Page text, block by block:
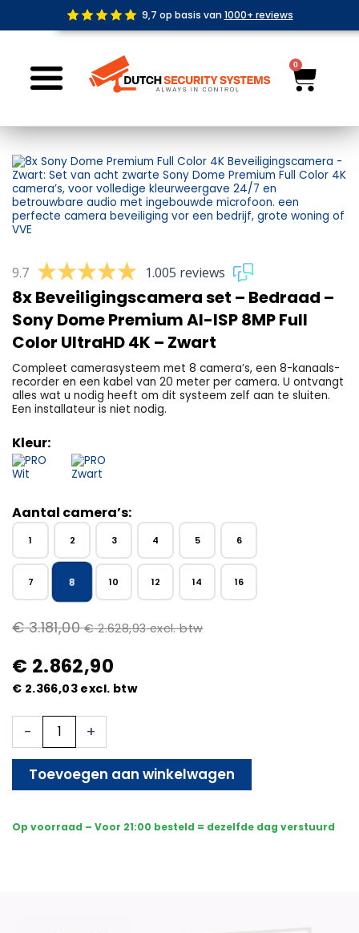
de
9,7 op basis van 1000+ reviews
0
9.7 1.005 reviews
8x Beveiligingscamera set – Bedraad –
Sony Dome Premium AI-ISP 8MP Full
Color UltraHD 4K – Zwart
Compleet camerasysteem met 8 camera’s, een 8-kanaals-
recorder en een kabel van 20 meter per camera. U ontvangt
alles wat u nodig heeft om dit systeem zelf aan te sluiten.
Een installateur is niet nodig.
Kleur:
Aantal camera’s:
1 2 3 4 5 6
7 8 10 12 14 16
€3.181,00 €2.628,93excl. btw
€ 2.862,90
€ 2.366,03 excl. btw
-
Beveiligingscamera
Bedraad
Dome
+
Toevoegen aan winkelwagen
Op voorraad – Voor 21:00 besteld = dezelfde dag verstuurd